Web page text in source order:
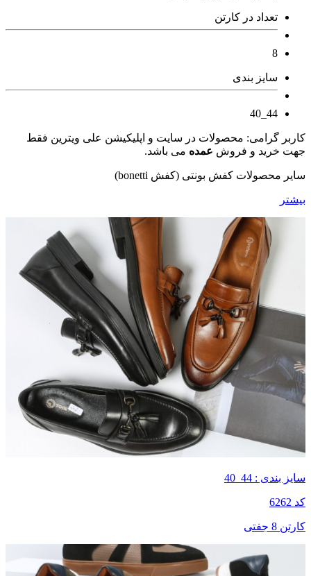
تعداد در کارتن
8
سایز بندی
44_40
کاربر گرامی: محصولات در سایت و اپلیکیشن علی ویترین فقط
جهت خرید و فروش عمده می باشد.
سایر محصولات کفش بونتی (کفش bonetti)
بیشتر
سایز بندی : 44_40
کد 6262
کارتن 8 جفتی